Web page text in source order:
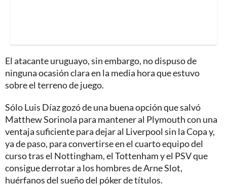
El atacante uruguayo, sin embargo, no dispuso de
ninguna ocasión clara en la media hora que estuvo
sobre el terreno de juego.
Sólo Luis Díaz gozó de una buena opción que salvó
Matthew Sorinola para mantener al Plymouth con una
ventaja suficiente para dejar al Liverpool sin la Copa y,
ya de paso, para convertirse en el cuarto equipo del
curso tras el Nottingham, el Tottenham y el PSV que
consigue derrotar a los hombres de Arne Slot,
huérfanos del sueño del póker de títulos.